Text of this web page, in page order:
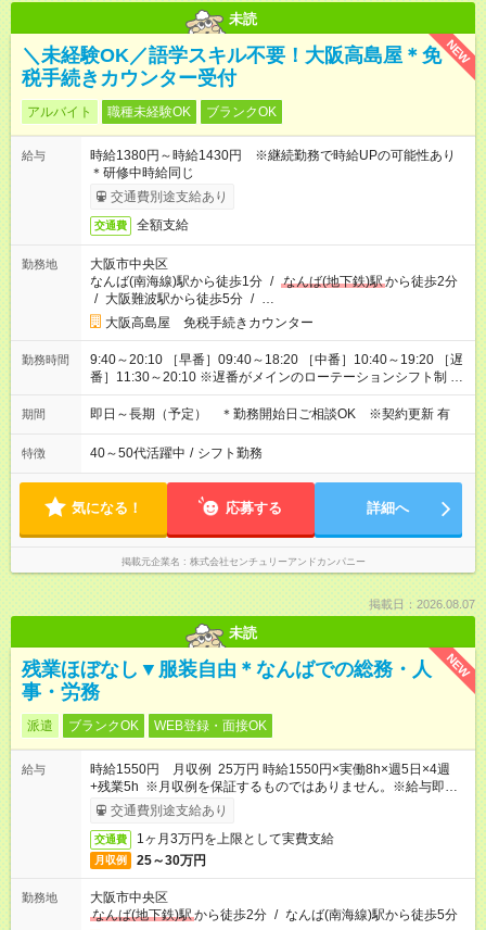
未読
NEW
＼未経験OK／語学スキル不要！大阪高島屋＊免
税手続きカウンター受付
アルバイト 職種未経験OK ブランクOK
給与
時給1380円～時給1430円 ※継続勤務で時給UPの可能性あり
＊研修中時給同じ
交通費別途支給あり
交通費 全額支給
勤務地
大阪市中央区
なんば(南海線)駅から徒歩1分 / なんば(地下鉄)駅から徒歩2分
/ 大阪難波駅から徒歩5分 / …
大阪高島屋 免税手続きカウンター
勤務時間
9:40～20:10 ［早番］09:40～18:20 ［中番］10:40～19:20 ［遅
番］11:30～20:10 ※遅番がメインのローテーションシフト制 ※
高島屋の営業時間変更に伴う勤務時間変更の可能性あり ＊休憩
70分／実働7時間30分
期間 即日～長期（予定） ＊勤務開始日ご相談OK ※契約更新 有
特徴 40～50代活躍中 / シフト勤務
気になる！ 応募する 詳細へ
掲載元企業名 株式会社センチュリーアンドカンパニー
掲載日：2026.08.07
未読
NEW
残業ほぼなし▼服装自由＊なんばでの総務・人
事・労務
派遣 ブランクOK WEB登録・面接OK
給与
時給1550円 月収例 25万円 時給1550円×実働8h×週5日×4週
+残業5h ※月収例を保証するものではありません。※給与即受取
りサービス利用可（利用条件有）
交通費別途支給あり
交通費 1ヶ月3万円を上限として実費支給
月収例 25～30万円
勤務地
大阪市中央区
なんば(地下鉄)駅から徒歩2分 / なんば(南海線)駅から徒歩5分